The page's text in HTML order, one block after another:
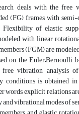
deals with the free
(FG) frames with
Flexibility of elastic
with linear
(FGM) are
on the Euler–Bernoulli
vibration analysis
conditions is obtained
words, explicit relations
and vibrational modes of